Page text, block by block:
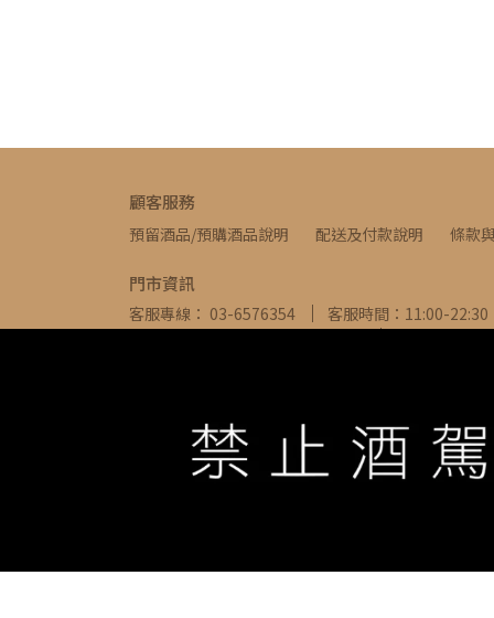
顧客服務
預留酒品/預購酒品說明 配送及付款說明 條款
門市資訊
客服專線： 03-6576354
客服時間：11:00-22:30
信箱： ivywine0317@gmail.com
地址：新竹
WE ARE ALWAYS AVAILABLE TO SERVE YOU ©